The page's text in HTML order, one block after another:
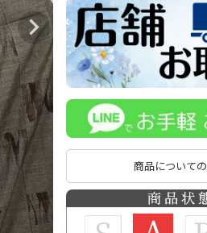
商品について